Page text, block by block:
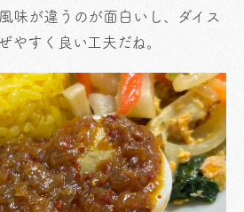
味が違うのが面白いし、ダイス
やすく良い工夫だね。